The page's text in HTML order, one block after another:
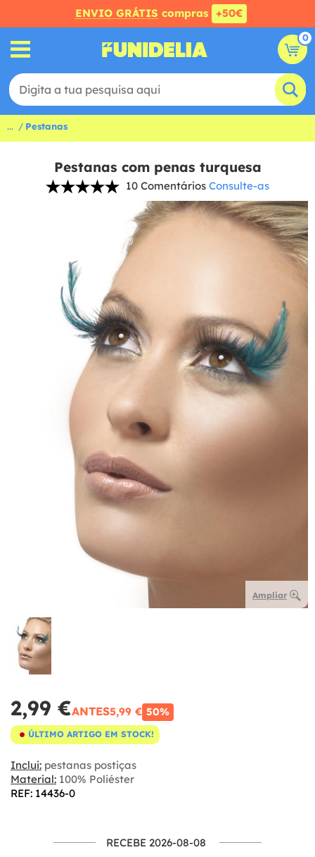
ENVIO GRÁTIS compras +50€
0
... Pestanas
Pestanas com penas turquesa
10 Comentários Consulte-as
Ampliar
2,99 €ANTES5,99 € 50%
ÚLTIMO ARTIGO EM STOCK!
Inclui: pestanas postiças
Material: 100% Poliéster
REF: 14436-0
RECEBE 2026-08-08